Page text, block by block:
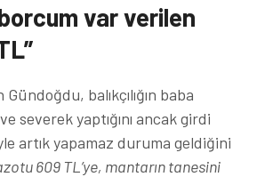
var verilen
balıkçılığın baba
severek yaptığını ancak girdi
artık yapamaz duruma geldiğini
609 TL’ye, mantarın tanesini